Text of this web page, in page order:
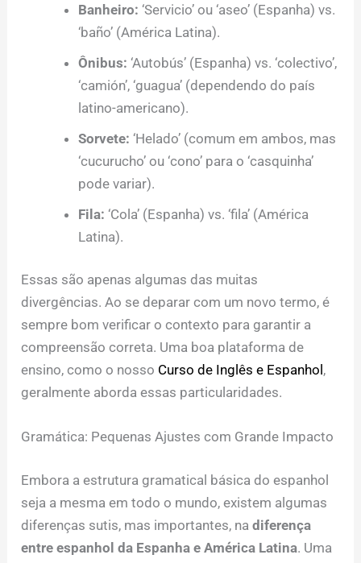
Banheiro: ‘Servicio’ ou ‘aseo’ (Espanha) vs.
‘baño’ (América Latina).
Ônibus: ‘Autobús’ (Espanha) vs. ‘colectivo’,
‘camión’, ‘guagua’ (dependendo do país
latino-americano).
Sorvete: ‘Helado’ (comum em ambos, mas
‘cucurucho’ ou ‘cono’ para o ‘casquinha’
pode variar).
Fila: ‘Cola’ (Espanha) vs. ‘fila’ (América
Latina).
Essas são apenas algumas das muitas
divergências. Ao se deparar com um novo termo, é
sempre bom verificar o contexto para garantir a
compreensão correta. Uma boa plataforma de
ensino, como o nosso Curso de Inglês e Espanhol ,
geralmente aborda essas particularidades.
Gramática: Pequenas Ajustes com Grande Impacto
Embora a estrutura gramatical básica do espanhol
seja a mesma em todo o mundo, existem algumas
diferenças sutis, mas importantes, nadiferença
entre espanhol da Espanha e América Latina. Uma